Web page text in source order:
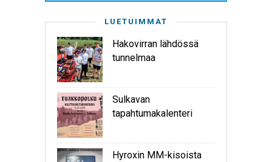
LUETUIMMAT
Hakovirran lähdössä
tunnelmaa
Sulkavan
tapahtumakalenteri
Hyroxin MM-kisoista